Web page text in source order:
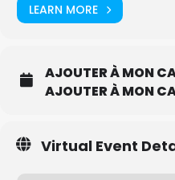
LEARN MORE
AJOUTER À MON
AJOUTER À MON
Virtual Event